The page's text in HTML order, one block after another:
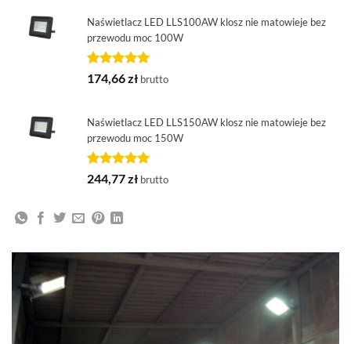
oceny
klienta
Naświetlacz LED LLS100AW klosz nie matowieje bez
przewodu moc 100W
Oceniony
5.00na 5
1
oceny
klienta
174,66zł brutto
Naświetlacz LED LLS150AW klosz nie matowieje bez
przewodu moc 150W
Oceniony
5.00na 5
podstawie
1
oceny
244,77zł brutto